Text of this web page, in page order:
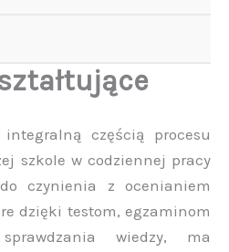
częścią procesu
szkole w codziennej pracy
czynienia z ocenianiem
dzięki testom, egzaminom
wiedzy, ma